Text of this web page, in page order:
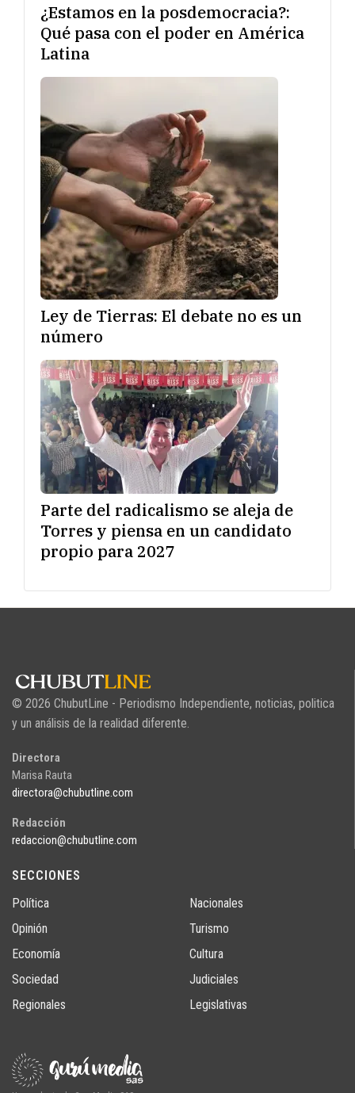
¿Estamos en la posdemocracia?:
Qué pasa con el poder en América
Latina
Ley de Tierras: El debate no es un
número
Parte del radicalismo se aleja de
Torres y piensa en un candidato
propio para 2027
© 2026 ChubutLine - Periodismo Independiente, noticias, politica
y un análisis de la realidad diferente.
Directora
Marisa Rauta
directora@chubutline.com
Redacción
redaccion@chubutline.com
SECCIONES
Política
Opinión
Economía
Sociedad
Regionales
Nacionales
Turismo
Cultura
Judiciales
Legislativas